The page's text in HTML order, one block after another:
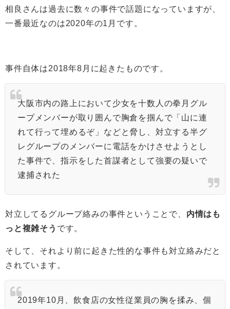
相良さんは過去に数々の事件で話題になっていますが、
一番最近なのは2020年の1月です。
事件自体は2018年8月に起きたものです。
大阪市内の路上において少女を十数人の拳月グル
ープメンバーが取り囲んで胸倉を掴んで「山に連
れて行って埋めるぞ」などと脅し、対立する半グ
レグループのメンバーに電話をかけさせようとし
た事件で、指示をした首謀者として強要の疑いで
逮捕された
対立してるグループ絡みの事件ということで、 内情はも
っと複雑そう です。
そして、それより前に起きた性的な事件も対立絡みだと
されています。
2019年10月、飲食店の女性従業員の胸を揉み、個